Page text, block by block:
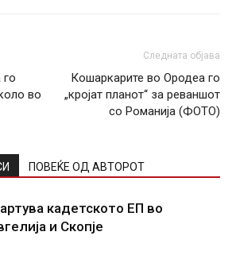
во
Следната објава
Кошаркарите во Ородеа го
„кројат планот“ за реваншот
со Романија (ФОТО)
ПОВЕЌЕ ОД АВТОРОТ
кадетското ЕП во
и Скопје